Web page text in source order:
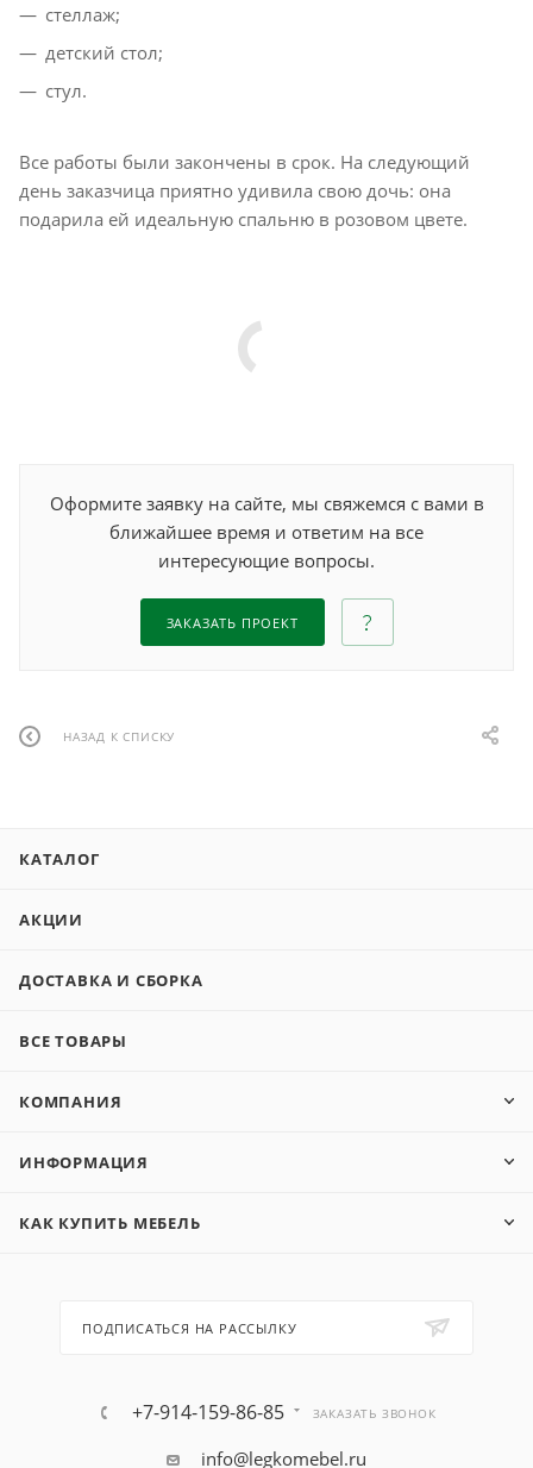
стеллаж;
детский стол;
стул.
Все работы были закончены в срок. На следующий
день заказчица приятно удивила свою дочь: она
подарила ей идеальную спальню в розовом цвете.
Оформите заявку на сайте, мы свяжемся с вами в
ближайшее время и ответим на все
интересующие вопросы.
ЗАКАЗАТЬ ПРОЕКТ
НАЗАД К СПИСКУ
КАТАЛОГ
АКЦИИ
ДОСТАВКА И СБОРКА
ВСЕ ТОВАРЫ
КОМПАНИЯ
ИНФОРМАЦИЯ
КАК КУПИТЬ МЕБЕЛЬ
ПОДПИСАТЬСЯ НА РАССЫЛКУ
+7-914-159-86-85 ЗАКАЗАТЬ ЗВОНОК
info@legkomebel.ru